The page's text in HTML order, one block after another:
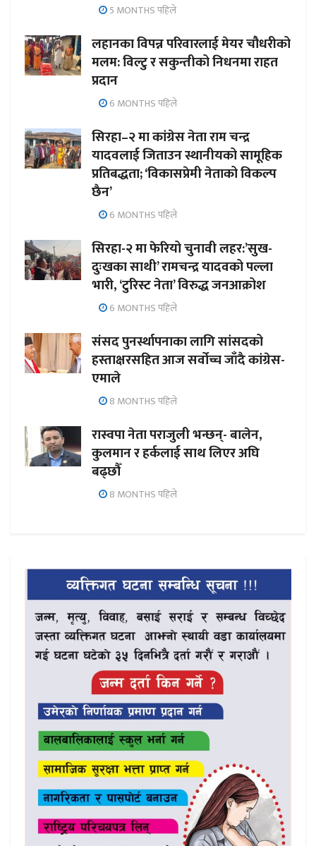
5 MONTHS पहिले
लहानका विपन्न परिवारलाई मेयर चौधरीको
मलम: विल्टु र सकुन्तीको निधनमा राहत
प्रदान
6 MONTHS पहिले
सिरहा–२ मा कांग्रेस नेता राम चन्द्र
यादवलाई जिताउन स्थानीयको सामूहिक
प्रतिबद्धता; ‘विकासप्रेमी नेताको विकल्प
छैन’
6 MONTHS पहिले
सिरहा-२ मा फेरियो चुनावी लहर:’सुख-
दुःखका साथी’ रामचन्द्र यादवको पल्ला
भारी, ‘टुरिस्ट नेता’ विरुद्ध जनआक्रोश
6 MONTHS पहिले
संसद पुनर्स्थापनाका लागि सांसदको
हस्ताक्षरसहित आज सर्वोच्च जाँदै कांग्रेस-
एमाले
8 MONTHS पहिले
रास्वपा नेता पराजुली भन्छन्- बालेन,
कुलमान र हर्कलाई साथ लिएर अघि
बढ्छौँ
8 MONTHS पहिले